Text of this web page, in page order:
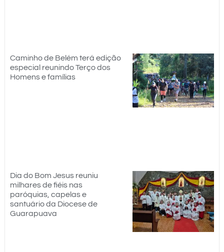
Caminho de Belém terá edição
especial reunindo Terço dos
Homens e famílias
Dia do Bom Jesus reuniu
milhares de fiéis nas
paróquias, capelas e
santuário da Diocese de
Guarapuava